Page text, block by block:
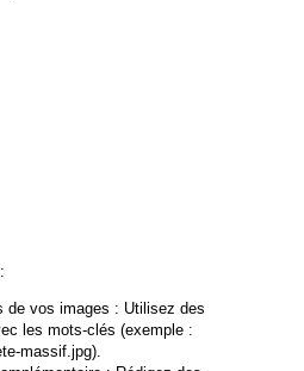
de vos images : Utilisez des
les mots-clés (exemple :
massif.jpg).